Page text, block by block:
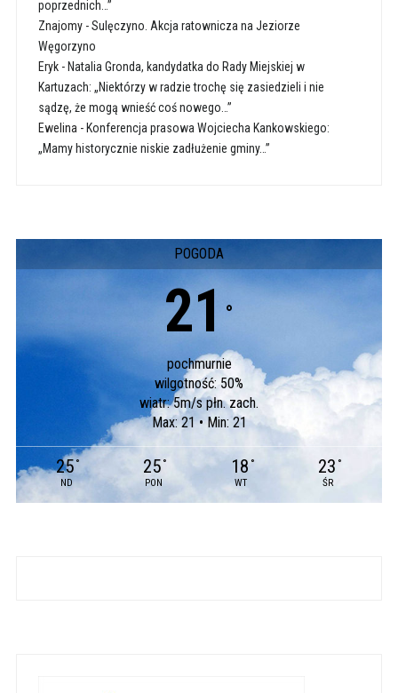
poprzednich…”
Znajomy-Sulęczyno. Akcja ratownicza na Jeziorze
Węgorzyno
Eryk- Natalia Gronda, kandydatka do Rady Miejskiej w
Kartuzach: „Niektórzy w radzie trochę się zasiedzieli i nie
sądzę, że mogą wnieść coś nowego…”
Ewelina - Konferencja prasowa Wojciecha Kankowskiego:
„Mamy historycznie niskie zadłużenie gminy…”
POGODA
21 °
pochmurnie
wilgotność: 50%
wiatr: 5m/s płn. zach.
Max: 21 • Min: 21
25 °
ND
25 °
PON
18 °
WT
23 °
ŚR